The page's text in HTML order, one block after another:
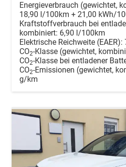
Energieverbrauch (gewichtet,
18,90 l/100km + 21,00 kWh/
Kraftstoffverbrauch bei
kombiniert: 6,90 l/100km
Elektrische Reichweite (EAER):
CO2-Klasse (gewichtet,
CO2-Klasse bei entladener
CO2-Emissionen (gewichtet,
g/km